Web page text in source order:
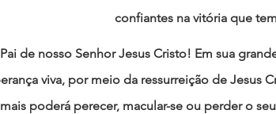
confiantes na vitória que
de nosso Senhor Jesus Cristo! Em sua
viva, por meio da ressurreição de Jesus
poderá perecer, macular-se ou perder o